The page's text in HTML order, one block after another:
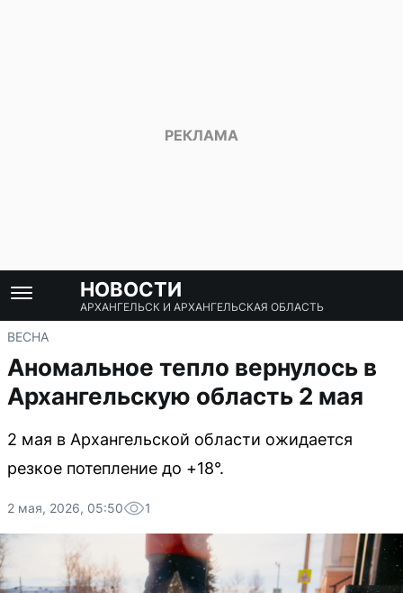
НОВОСТИ
АРХАНГЕЛЬСК И АРХАНГЕЛЬСКАЯ ОБЛАСТЬ
ВЕСНА
Аномальное тепло вернулось в
Архангельскую область 2 мая
2 мая в Архангельской области ожидается
резкое потепление до +18°.
2 мая, 2026, 05:50 1